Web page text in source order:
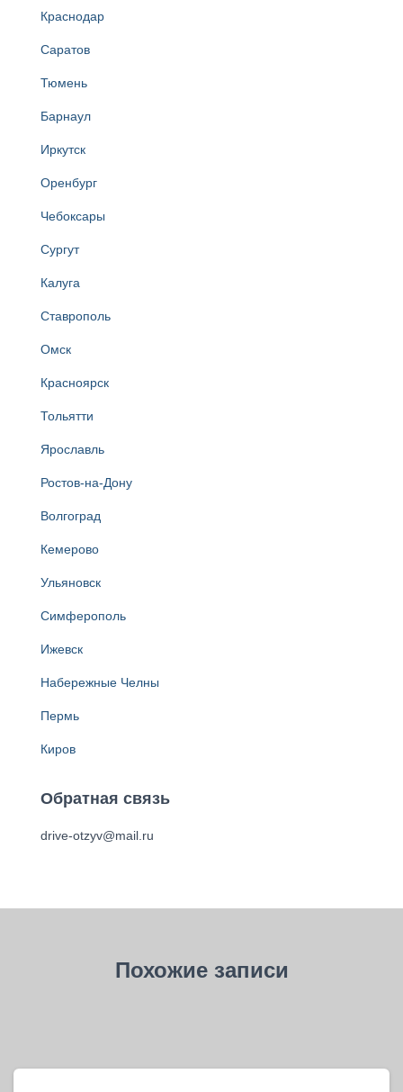
Краснодар
Саратов
Тюмень
Барнаул
Иркутск
Оренбург
Чебоксары
Сургут
Калуга
Ставрополь
Омск
Красноярск
Тольятти
Ярославль
Ростов-на-Дону
Волгоград
Кемерово
Ульяновск
Симферополь
Ижевск
Набережные Челны
Пермь
Киров
Обратная связь
drive-otzyv@mail.ru
Похожие записи